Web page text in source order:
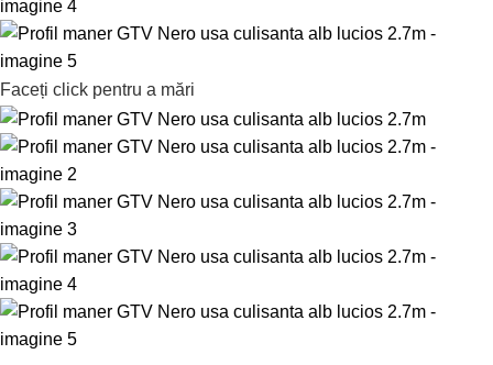
Faceți click pentru a mări